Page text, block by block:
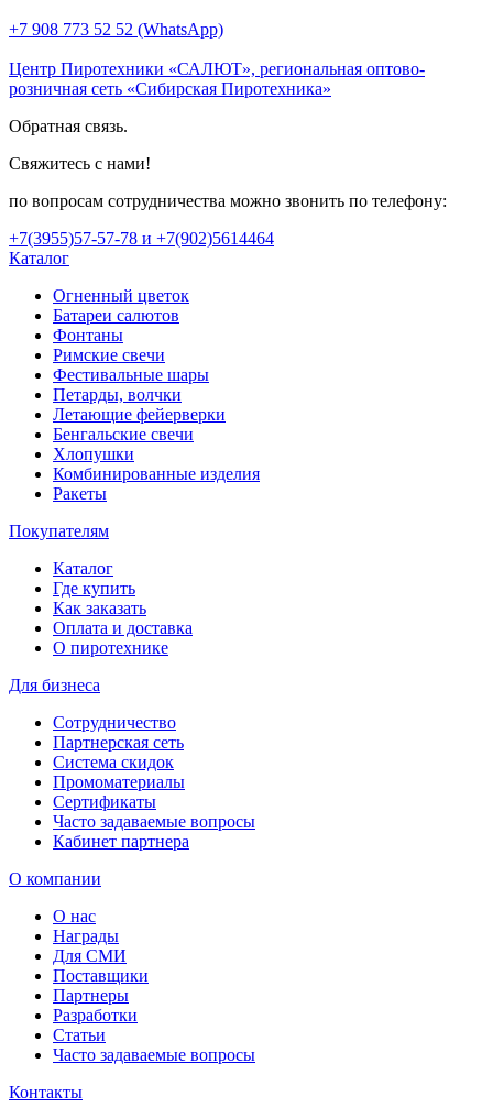
+7 908 773 52 52 (WhatsApp)
Центр Пиротехники «САЛЮТ», региональная оптово-
розничная сеть «Сибирская Пиротехника»
Обратная связь.
Свяжитесь с нами!
по вопросам сотрудничества можно звонить по телефону:
+7(3955)57-57-78 и +7(902)5614464
Каталог
Огненный цветок
Батареи салютов
Фонтаны
Римские свечи
Фестивальные шары
Петарды, волчки
Летающие фейерверки
Бенгальские свечи
Хлопушки
Комбинированные изделия
Ракеты
Покупателям
Каталог
Где купить
Как заказать
Оплата и доставка
О пиротехнике
Для бизнеса
Сотрудничество
Партнерская сеть
Система скидок
Промоматериалы
Сертификаты
Часто задаваемые вопросы
Кабинет партнера
О компании
О нас
Награды
Для СМИ
Поставщики
Партнеры
Разработки
Статьи
Часто задаваемые вопросы
Контакты